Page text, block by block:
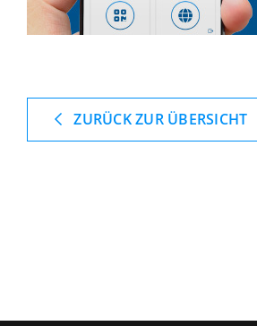
ZURÜCK ZUR ÜBERSICHT